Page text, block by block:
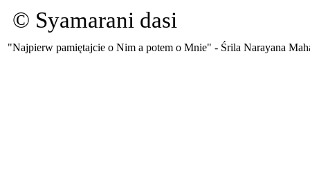
© Syamarani dasi
"Najpierw pamiętajcie o Nim a potem o Mnie" - Śrila Narayana